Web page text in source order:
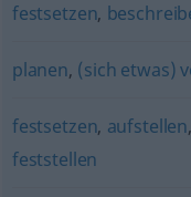
festsetzen,
planen, (sich etwas)
festsetzen, aufstellen,
feststellen